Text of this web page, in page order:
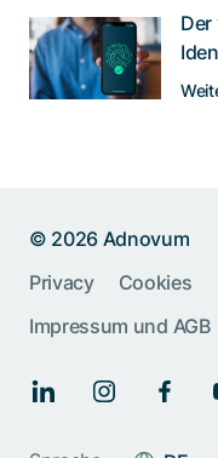
© 2026 Adnovum
Privacy
Cookies
Impressum und AGB